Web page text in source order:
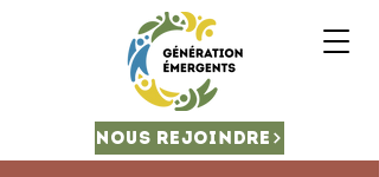
Nous rejoindre